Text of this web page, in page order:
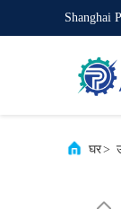
Shanghai
घर>